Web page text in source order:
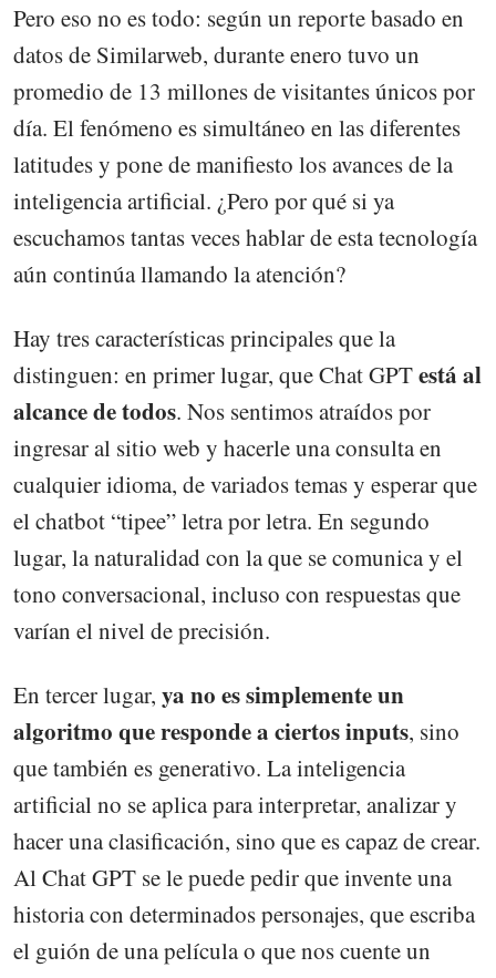
Pero eso no es todo: según un reporte basado en
datos de Similarweb, durante enero tuvo un
promedio de 13 millones de visitantes únicos por
día. El fenómeno es simultáneo en las diferentes
latitudes y pone de manifiesto los avances de la
inteligencia artificial. ¿Pero por qué si ya
escuchamos tantas veces hablar de esta tecnología
aún continúa llamando la atención?
Hay tres características principales que la
distinguen: en primer lugar, que Chat GPTestá al
alcance de todos. Nos sentimos atraídos por
ingresar al sitio web y hacerle una consulta en
cualquier idioma, de variados temas y esperar que
el chatbot “tipee” letra por letra. En segundo
lugar, la naturalidad con la que se comunica y el
tono conversacional, incluso con respuestas que
varían el nivel de precisión.
En tercer lugar, ya no es simplemente un
algoritmo que responde a ciertos inputs, sino
que también es generativo. La inteligencia
artificial no se aplica para interpretar, analizar y
hacer una clasificación, sino que es capaz de crear.
Al Chat GPT se le puede pedir que invente una
historia con determinados personajes, que escriba
el guión de una película o que nos cuente un